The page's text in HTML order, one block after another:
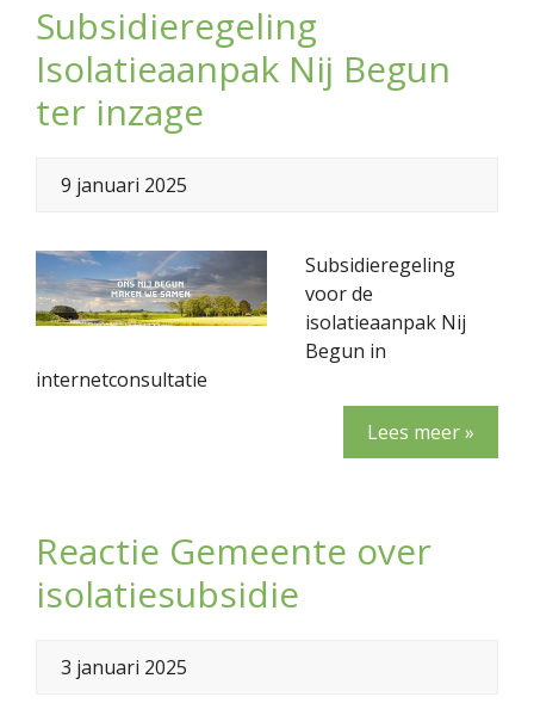
Subsidieregeling
Isolatieaanpak Nij Begun
ter inzage
9 januari 2025
Subsidieregeling
voor de
isolatieaanpak Nij
Begun in
internetconsultatie
Lees meer »
Reactie Gemeente over
isolatiesubsidie
3 januari 2025